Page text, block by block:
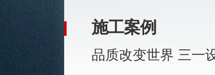
施工案例
品质改变世界 三一